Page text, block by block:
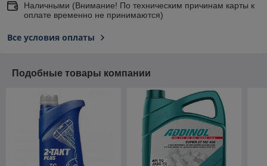
Наличными (Внимание! По техническим причинам карты к
оплате временно не принимаются)
Все условия оплаты
Подобные товары компании